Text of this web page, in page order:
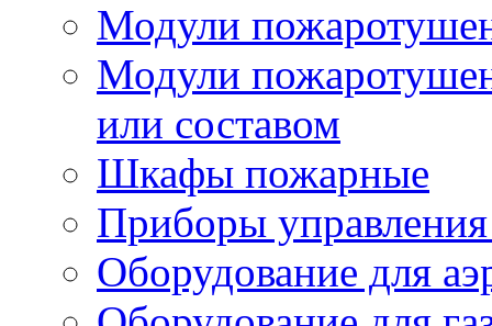
Модули
Модули
или составом
Шкафы пожарные
Приборы
Оборудование для